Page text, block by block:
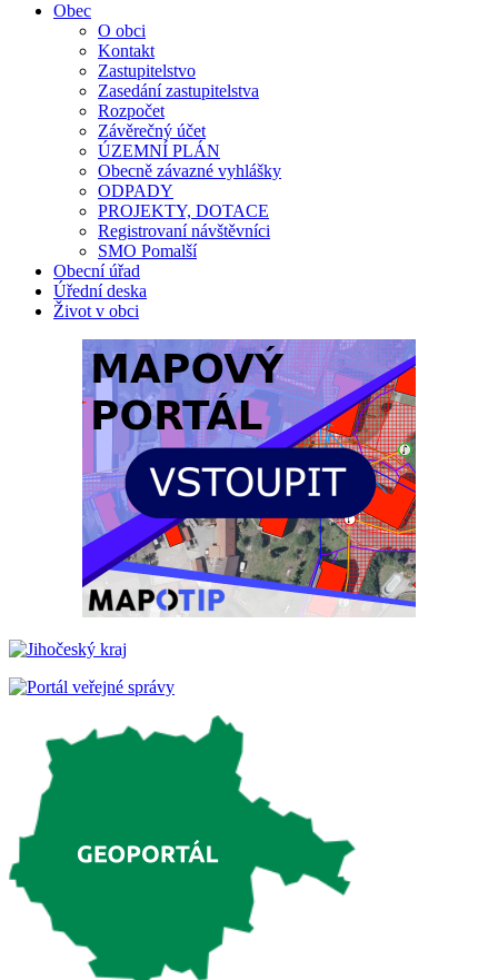
Obec
O obci
Kontakt
Zastupitelstvo
Zasedání zastupitelstva
Rozpočet
Závěrečný účet
ÚZEMNÍ PLÁN
Obecně závazné vyhlášky
ODPADY
PROJEKTY, DOTACE
Registrovaní návštěvníci
SMO Pomalší
Obecní úřad
Úřední deska
Život v obci